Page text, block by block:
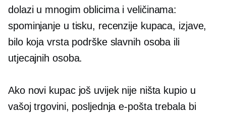
dolazi u mnogim oblicima i veličinama:
spominjanje u tisku, recenzije kupaca, izjave,
bilo koja vrsta podrške slavnih osoba ili
utjecajnih osoba.
Ako novi kupac još uvijek nije ništa kupio u
vašoj trgovini, posljednja e-pošta trebala bi